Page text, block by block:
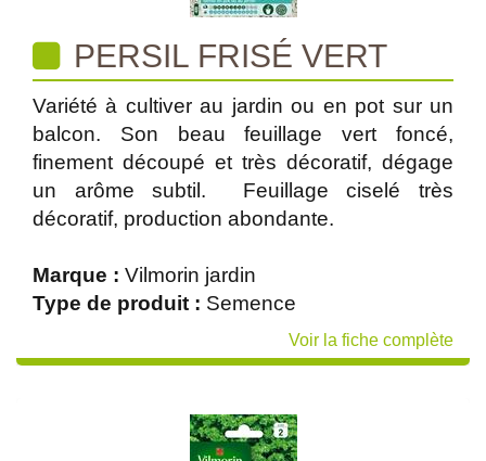
PERSIL FRISÉ VERT
Variété à cultiver au jardin ou en pot sur un
balcon. Son beau feuillage vert foncé,
finement découpé et très décoratif, dégage
un arôme subtil. Feuillage ciselé très
décoratif, production abondante.
Marque : Vilmorin jardin
Type de produit : Semence
Voir la fiche complète